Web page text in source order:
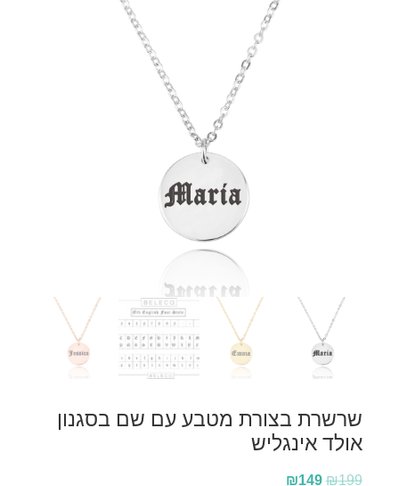
שרשרת בצורת מטבע עם שם בסגנון
אולד אינגליש
₪199
₪149